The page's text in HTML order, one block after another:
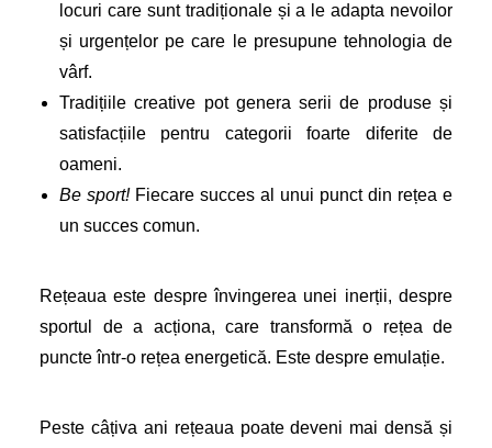
locuri care sunt tradiționale și a le adapta nevoilor
și urgențelor pe care le presupune tehnologia de
vârf.
Tradițiile creative pot genera serii de produse și
satisfacțiile pentru categorii foarte diferite de
oameni.
Be sport! Fiecare succes al unui punct din rețea e
un succes comun.
Rețeaua este despre învingerea unei inerții, despre
sportul de a acționa, care transformă o rețea de
puncte într-o rețea energetică. Este despre emulație.
Peste câțiva ani rețeaua poate deveni mai densă și